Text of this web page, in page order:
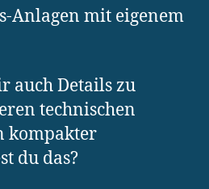
Anlagen mit eigenem
auch Details zu
technischen
kompakter
du das?